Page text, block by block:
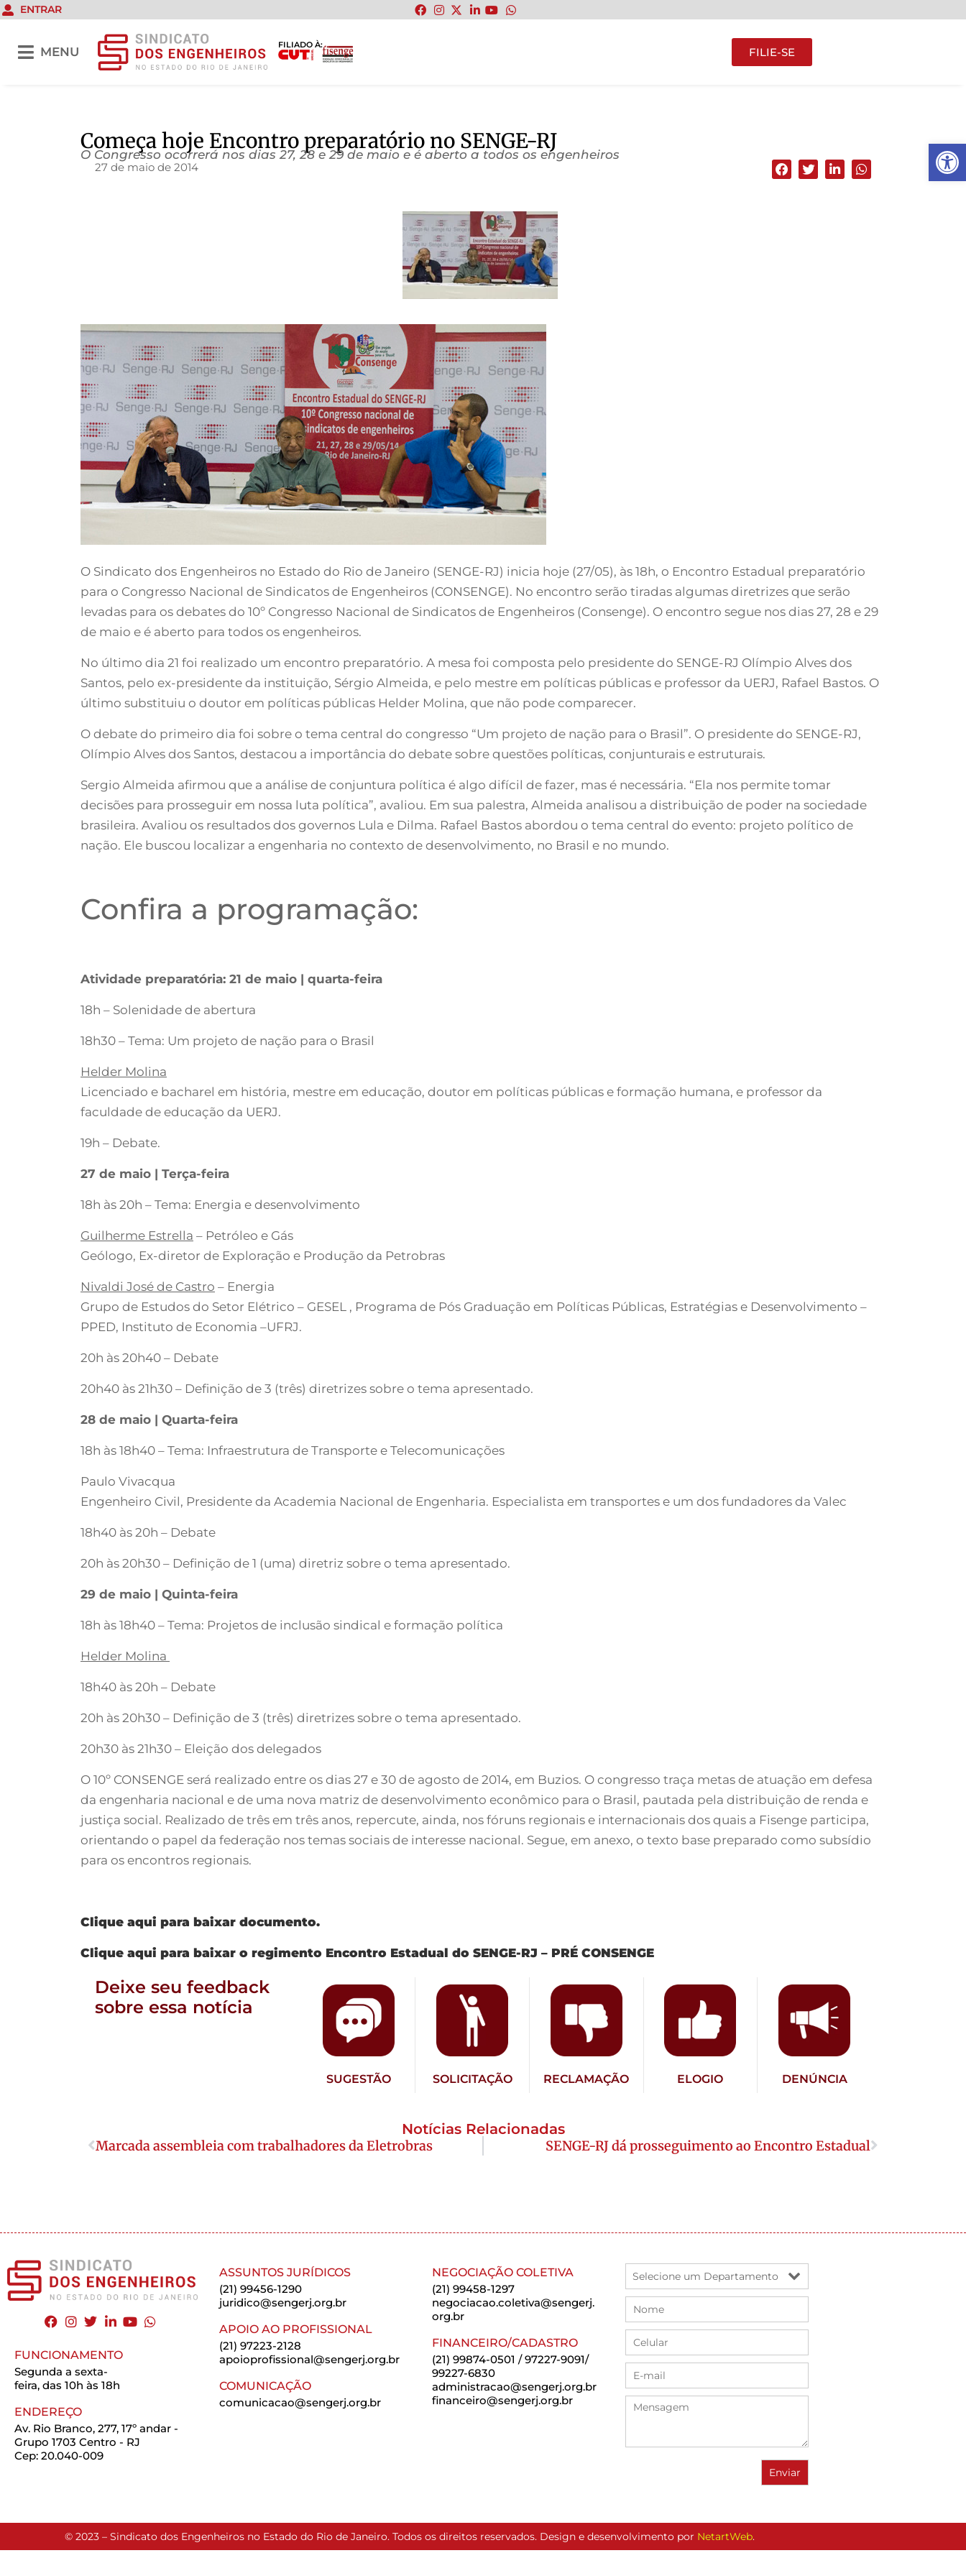
Abrir
ENTRAR
MENU
FILIADO À:
FILIE-SE
Começa hoje Encontro preparatório no SENGE-RJ
O Congresso ocorrerá nos dias 27, 28 e 29 de maio e é aberto a todos os engenheiros
27 de maio de 2014
O Sindicato dos Engenheiros no Estado do Rio de Janeiro (SENGE-RJ) inicia hoje (27/05), às 18h, o Encontro Estadual preparatório
para o Congresso Nacional de Sindicatos de Engenheiros (CONSENGE). No encontro serão tiradas algumas diretrizes que serão
levadas para os debates do 10º Congresso Nacional de Sindicatos de Engenheiros (Consenge). O encontro segue nos dias 27, 28 e 29
de maio e é aberto para todos os engenheiros.
No último dia 21 foi realizado um encontro preparatório. A mesa foi composta pelo presidente do SENGE-RJ Olímpio Alves dos
Santos, pelo ex-presidente da instituição, Sérgio Almeida, e pelo mestre em políticas públicas e professor da UERJ, Rafael Bastos. O
último substituiu o doutor em políticas públicas Helder Molina, que não pode comparecer.
O debate do primeiro dia foi sobre o tema central do congresso “Um projeto de nação para o Brasil”. O presidente do SENGE-RJ,
Olímpio Alves dos Santos, destacou a importância do debate sobre questões políticas, conjunturais e estruturais.
Sergio Almeida afirmou que a análise de conjuntura política é algo difícil de fazer, mas é necessária. “Ela nos permite tomar
decisões para prosseguir em nossa luta política”, avaliou. Em sua palestra, Almeida analisou a distribuição de poder na sociedade
brasileira. Avaliou os resultados dos governos Lula e Dilma. Rafael Bastos abordou o tema central do evento: projeto político de
nação. Ele buscou localizar a engenharia no contexto de desenvolvimento, no Brasil e no mundo.
Confira a programação:
Atividade preparatória: 21 de maio | quarta-feira
18h – Solenidade de abertura
18h30 – Tema: Um projeto de nação para o Brasil
Helder Molina
Licenciado e bacharel em história, mestre em educação, doutor em políticas públicas e formação humana, e professor da
faculdade de educação da UERJ.
19h – Debate.
27 de maio | Terça-feira
18h às 20h – Tema: Energia e desenvolvimento
Guilherme Estrella – Petróleo e Gás
Geólogo, Ex-diretor de Exploração e Produção da Petrobras
Nivaldi José de Castro – Energia
Grupo de Estudos do Setor Elétrico – GESEL , Programa de Pós Graduação em Políticas Públicas, Estratégias e Desenvolvimento –
PPED, Instituto de Economia –UFRJ.
20h às 20h40 – Debate
20h40 às 21h30 – Definição de 3 (três) diretrizes sobre o tema apresentado.
28 de maio | Quarta-feira
18h às 18h40 – Tema: Infraestrutura de Transporte e Telecomunicações
Paulo Vivacqua
Engenheiro Civil, Presidente da Academia Nacional de Engenharia. Especialista em transportes e um dos fundadores da Valec
18h40 às 20h – Debate
20h às 20h30 – Definição de 1 (uma) diretriz sobre o tema apresentado.
29 de maio | Quinta-feira
18h às 18h40 – Tema: Projetos de inclusão sindical e formação política
Helder Molina
18h40 às 20h – Debate
20h às 20h30 – Definição de 3 (três) diretrizes sobre o tema apresentado.
20h30 às 21h30 – Eleição dos delegados
O 10º CONSENGE será realizado entre os dias 27 e 30 de agosto de 2014, em Buzios. O congresso traça metas de atuação em defesa
da engenharia nacional e de uma nova matriz de desenvolvimento econômico para o Brasil, pautada pela distribuição de renda e
justiça social. Realizado de três em três anos, repercute, ainda, nos fóruns regionais e internacionais dos quais a Fisenge participa,
orientando o papel da federação nos temas sociais de interesse nacional. Segue, em anexo, o texto base preparado como subsídio
para os encontros regionais.
Clique aqui para baixar documento.
Clique aqui para baixar o regimento Encontro Estadual do SENGE-RJ – PRÉ CONSENGE
Deixe seu feedback
sobre essa notícia
SUGESTÃO SOLICITAÇÃO RECLAMAÇÃO ELOGIO DENÚNCIA
Notícias Relacionadas
Marcada assembleia com trabalhadores da Eletrobras SENGE-RJ dá prosseguimento ao Encontro Estadual
FUNCIONAMENTO
Segunda a sexta-
feira, das 10h às 18h
ENDEREÇO
Av. Rio Branco, 277, 17º andar -
Grupo 1703 Centro - RJ
Cep: 20.040-009
ASSUNTOS JURÍDICOS
(21) 99456-1290
juridico@sengerj.org.br
APOIO AO PROFISSIONAL
(21) 97223-2128
apoioprofissional@sengerj.org.br
COMUNICAÇÃO
comunicacao@sengerj.org.br
NEGOCIAÇÃO COLETIVA
(21) 99458-1297
negociacao.coletiva@sengerj.
org.br
FINANCEIRO/CADASTRO
(21) 99874-0501 / 97227-9091/
99227-6830
administracao@sengerj.org.br
financeiro@sengerj.org.br
© 2023 – Sindicato dos Engenheiros no Estado do Rio de Janeiro. Todos os direitos reservados. Design e desenvolvimento por NetartWeb.